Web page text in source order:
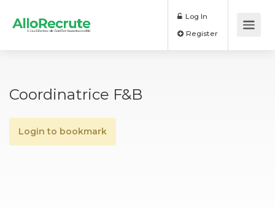
Log In
Coordinatrice F&B
Login to bookmark